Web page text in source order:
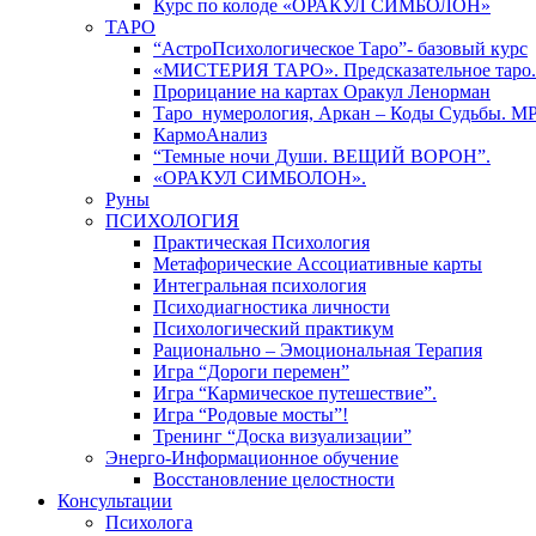
Курс по колоде «ОРАКУЛ СИМБОЛОН»
ТАРО
“АстроПсихологическое Таро”- базовый курс
«МИСТЕРИЯ ТАРО». Предсказательное таро.
Прорицание на картах Оракул Ленорман
Таро_нумерология, Аркан – Коды Судьбы.
КармоАнализ
“Темные ночи Души. ВЕЩИЙ ВОРОН”.
«ОРАКУЛ СИМБОЛОН».
Руны
ПСИХОЛОГИЯ
Практическая Психология
Метафорические Ассоциативные карты
Интегральная психология
Психодиагностика личности
Психологический практикум
Рационально – Эмоциональная Терапия
Игра “Дороги перемен”
Игра “Кармическое путешествие”.
Игра “Родовые мосты”!
Тренинг “Доска визуализации”
Энерго-Информационное обучение
Восстановление целостности
Консультации
Психолога